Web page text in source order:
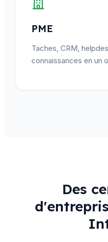
PME
Taches, CRM,
connaissances en un
Des